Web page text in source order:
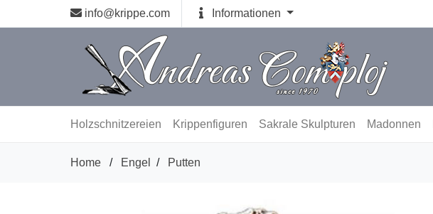
info@krippe.com Informationen
Holzschnitzereien Krippenfiguren Sakrale Skulpturen Madonnen
Home / Engel / Putten